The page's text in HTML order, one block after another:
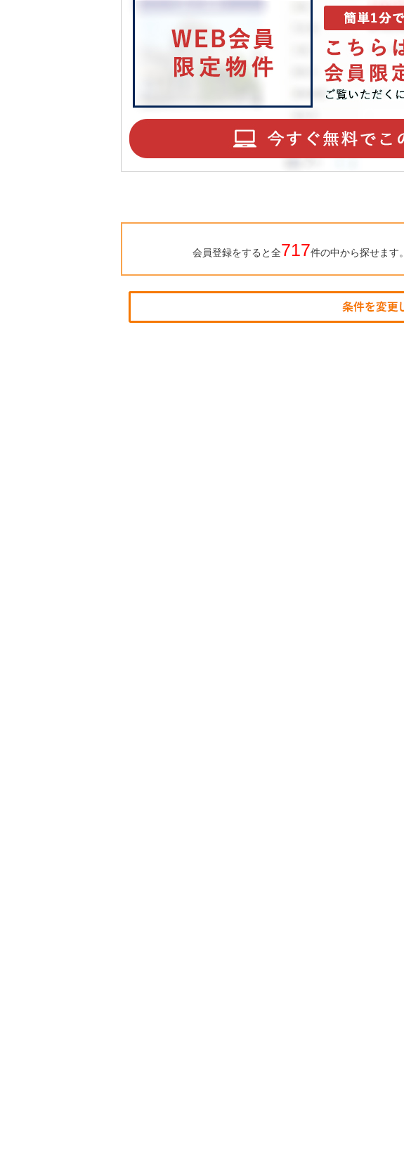
会員登録をすると全717件の中から探せます。